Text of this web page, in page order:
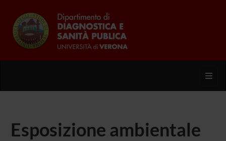
Esposizione ambientale